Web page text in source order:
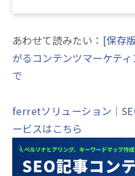
あわせて読みたい： [保存
がるコンテンツマーケテ
で
ferretソリューション｜
ービスはこちら